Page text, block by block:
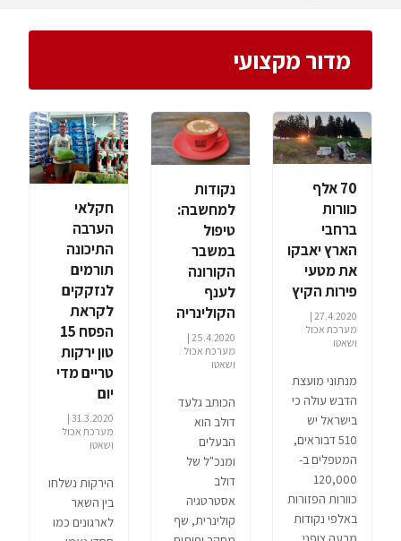
מדור מקצועי
70 אלף
כוורות
ברחבי
הארץ יאבקו
את מטעי
פירות הקיץ
27.4.2020 |
מערכת אכול
ושאטו
מנתוני מועצת
הדבש עולה כי
בישראל יש
510 דבוראים,
המטפלים ב-
120,000
כוורות הפזורות
באלפי נקודות
נקודות
למחשבה:
טיפול
במשבר
הקורונה
לענף
הקולינריה
25.4.2020 |
מערכת אכול
ושאטו
הכותב גלעד
דולב הוא
הבעלים
ומנכ"ל של
דולב
אסטרטגיה
קולינרית, שף
חקלאי
הערבה
התיכונה
תורמים
לנזקקים
לקראת
הפסח 15
טון ירקות
טריים מדי
יום
31.3.2020 |
מערכת אכול
ושאטו
הירקות נשלחו
בין השאר
לארגונים כמו